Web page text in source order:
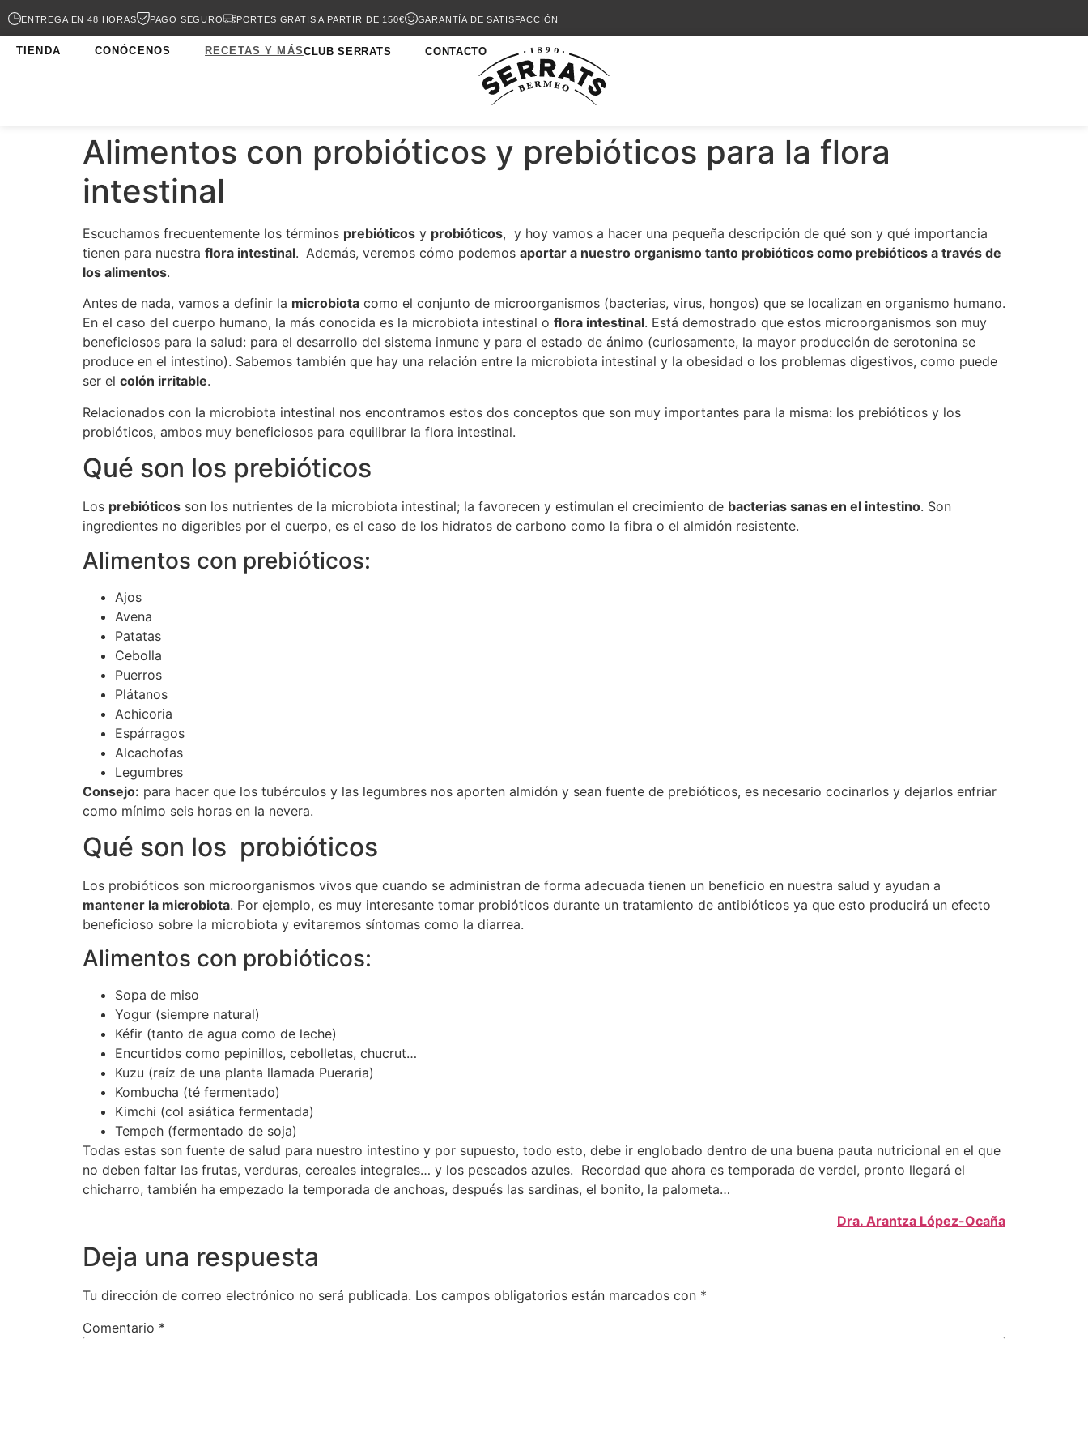
ENTREGA EN 48 HORAS PAGO SEGURO PORTES GRATIS A PARTIR DE 150€ GARANTÍA DE SATISFACCIÓN
TIENDA CONÓCENOS RECETAS Y MÁSCLUB SERRATS CONTACTO
Alimentos con probióticos y prebióticos para la flora
intestinal
Escuchamos frecuentemente los términos prebióticos y probióticos, y hoy vamos a hacer una pequeña descripción de qué son y qué importancia
tienen para nuestra flora intestinal. Además, veremos cómo podemos aportar a nuestro organismo tanto probióticos como prebióticos a través de
los alimentos.
Antes de nada, vamos a definir la microbiota como el conjunto de microorganismos (bacterias, virus, hongos) que se localizan en organismo humano.
En el caso del cuerpo humano, la más conocida es la microbiota intestinal o flora intestinal. Está demostrado que estos microorganismos son muy
beneficiosos para la salud: para el desarrollo del sistema inmune y para el estado de ánimo (curiosamente, la mayor producción de serotonina se
produce en el intestino). Sabemos también que hay una relación entre la microbiota intestinal y la obesidad o los problemas digestivos, como puede
ser el colón irritable.
Relacionados con la microbiota intestinal nos encontramos estos dos conceptos que son muy importantes para la misma: los prebióticos y los
probióticos, ambos muy beneficiosos para equilibrar la flora intestinal.
Qué son los prebióticos
Los prebióticos son los nutrientes de la microbiota intestinal; la favorecen y estimulan el crecimiento de bacterias sanas en el intestino. Son
ingredientes no digeribles por el cuerpo, es el caso de los hidratos de carbono como la fibra o el almidón resistente.
Alimentos con prebióticos:
Ajos
Avena
Patatas
Cebolla
Puerros
Plátanos
Achicoria
Espárragos
Alcachofas
Legumbres
Consejo: para hacer que los tubérculos y las legumbres nos aporten almidón y sean fuente de prebióticos, es necesario cocinarlos y dejarlos enfriar
como mínimo seis horas en la nevera.
Qué son los probióticos
Los probióticos son microorganismos vivos que cuando se administran de forma adecuada tienen un beneficio en nuestra salud y ayudan a
mantener la microbiota. Por ejemplo, es muy interesante tomar probióticos durante un tratamiento de antibióticos ya que esto producirá un efecto
beneficioso sobre la microbiota y evitaremos síntomas como la diarrea.
Alimentos con probióticos:
Sopa de miso
Yogur (siempre natural)
Kéfir (tanto de agua como de leche)
Encurtidos como pepinillos, cebolletas, chucrut…
Kuzu (raíz de una planta llamada Pueraria)
Kombucha (té fermentado)
Kimchi (col asiática fermentada)
Tempeh (fermentado de soja)
Todas estas son fuente de salud para nuestro intestino y por supuesto, todo esto, debe ir englobado dentro de una buena pauta nutricional en el que
no deben faltar las frutas, verduras, cereales integrales… y los pescados azules. Recordad que ahora es temporada de verdel, pronto llegará el
chicharro, también ha empezado la temporada de anchoas, después las sardinas, el bonito, la palometa…
Dra. Arantza López-Ocaña
Deja una respuesta
Tu dirección de correo electrónico no será publicada. Los campos obligatorios están marcados con *
Comentario *